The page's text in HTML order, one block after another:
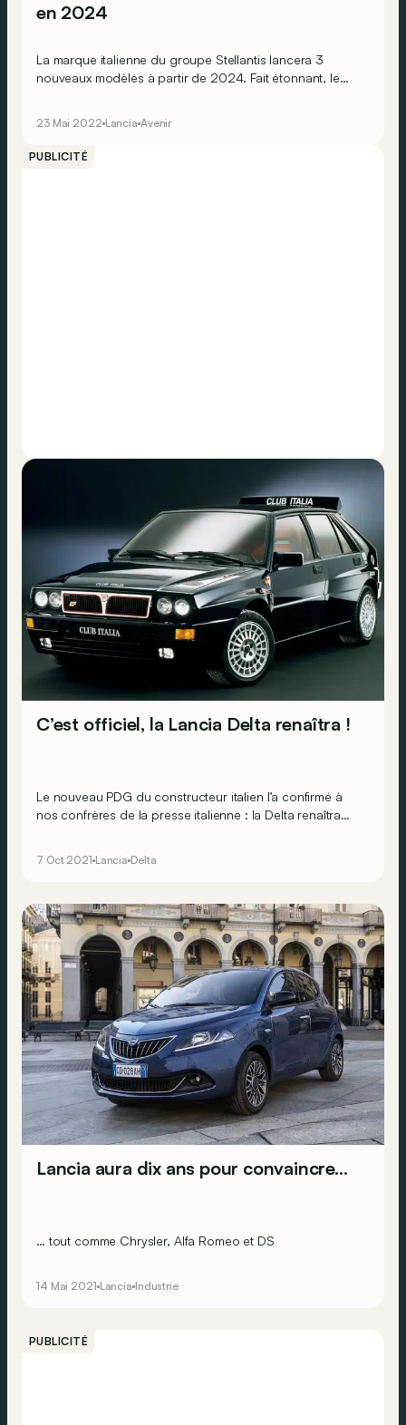
en 2024
La marque italienne du groupe Stellantis lancera 3
nouveaux modèles à partir de 2024. Fait étonnant, le
23 Mai 2022 Lancia Avenir
PUBLICITÉ
C’est officiel, la Lancia Delta renaîtra !
Le nouveau PDG du constructeur italien l’a confirmé à
nos confrères de la presse italienne : la Delta renaîtra
7 Oct 2021 Lancia Delta
Lancia aura dix ans pour convaincre…
… tout comme Chrysler, Alfa Romeo et DS
14 Mai 2021 Lancia Industrie
PUBLICITÉ